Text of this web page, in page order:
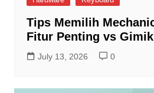
Tips Memilih
Fitur Penting vs
July 13, 2026 0